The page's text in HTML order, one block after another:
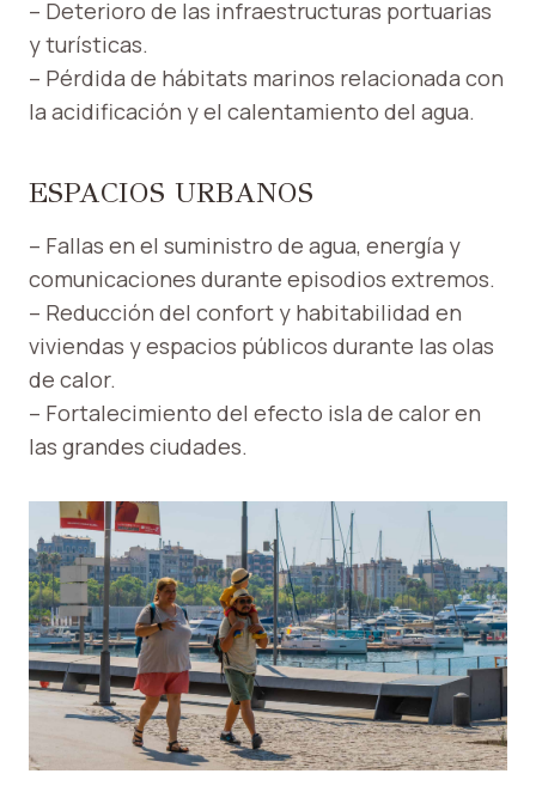
– Deterioro de las infraestructuras portuarias
y turísticas.
– Pérdida de hábitats marinos relacionada con
la acidificación y el calentamiento del agua.
ESPACIOS URBANOS
– Fallas en el suministro de agua, energía y
comunicaciones durante episodios extremos.
– Reducción del confort y habitabilidad en
viviendas y espacios públicos durante las olas
de calor.
– Fortalecimiento del efecto isla de calor en
las grandes ciudades.